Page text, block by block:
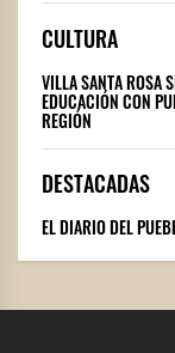
CULTURA
VILLA SANTA ROSA
EDUCACIÓN CON
REGIÓN
DESTACADAS
EL DIARIO DEL